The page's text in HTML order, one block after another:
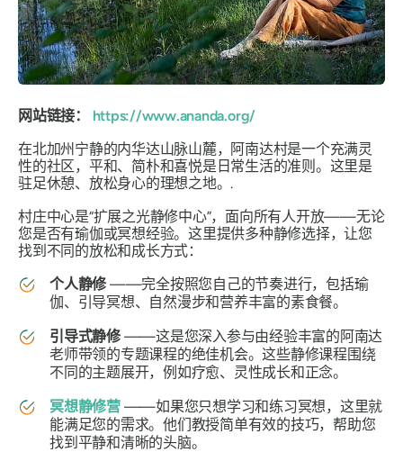
网站链接：
https://www.ananda.org/
在北加州宁静的内华达山脉山麓，阿南达村是一个充满灵
性的社区，平和、简朴和喜悦是日常生活的准则。这里是
驻足休憩、放松身心的理想之地。.
村庄中心是“扩展之光静修中心”，面向所有人开放——无论
您是否有瑜伽或冥想经验。这里提供多种静修选择，让您
找到不同的放松和成长方式：
个人静修——完全按照您自己的节奏进行，包括瑜
伽、引导冥想、自然漫步和营养丰富的素食餐。
引导式静修——这是您深入参与由经验丰富的阿南达
老师带领的专题课程的绝佳机会。这些静修课程围绕
不同的主题展开，例如疗愈、灵性成长和正念。
冥想静修营——如果您只想学习和练习冥想，这里就
能满足您的需求。他们教授简单有效的技巧，帮助您
找到平静和清晰的头脑。